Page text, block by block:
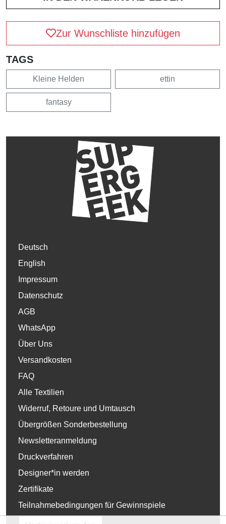
Zur Wunschliste hinzufügen
TAGS
Kleine Helden ettin
fantasy
Deutsch
English
Impressum
Datenschutz
AGB
WhatsApp
Über Uns
Versandkosten
FAQ
Alle Textilien
Widerruf, Retoure und Umtausch
Übergrößen Sonderbestellung
Newsletteranmeldung
Druckverfahren
Designer*in werden
Zertifikate
Teilnahmebedingungen für Gewinnspiele